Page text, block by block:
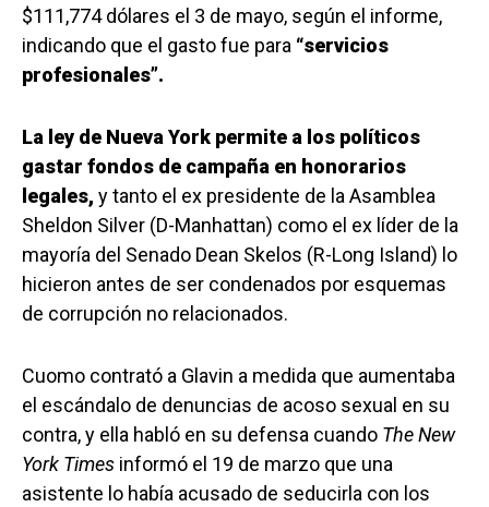
$111,774 dólares el 3 de mayo, según el informe,
indicando que el gasto fue para “servicios
profesionales”.
La ley de Nueva York permite a los políticos
gastar fondos de campaña en honorarios
legales, y tanto el ex presidente de la Asamblea
Sheldon Silver (D-Manhattan) como el ex líder de la
mayoría del Senado Dean Skelos (R-Long Island) lo
hicieron antes de ser condenados por esquemas
de corrupción no relacionados.
Cuomo contrató a Glavin a medida que aumentaba
el escándalo de denuncias de acoso sexual en su
contra, y ella habló en su defensa cuando The New
York Times informó el 19 de marzo que una
asistente lo había acusado de seducirla con los